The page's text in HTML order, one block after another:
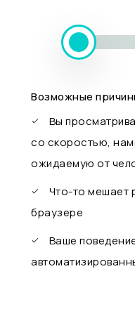
Возможные
Вы
со скоростью,
ожидаемую от
Что-то мешает
браузере
Ваше